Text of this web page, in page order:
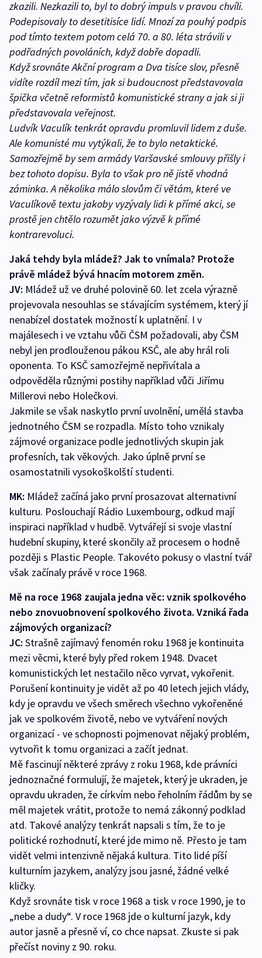
zkazili. Nezkazili to, byl to dobrý impuls v pravou chvíli.
Podepisovaly to desetitisíce lidí. Mnozí za pouhý podpis
pod tímto textem potom celá 70. a 80. léta strávili v
podřadných povoláních, když dobře dopadli.
Když srovnáte Akční program a Dva tisíce slov, přesně
vidíte rozdíl mezi tím, jak si budoucnost představovala
špička včetně reformistů komunistické strany a jak si ji
představovala veřejnost.
Ludvík Vaculík tenkrát opravdu promluvil lidem z duše.
Ale komunisté mu vytýkali, že to bylo netaktické.
Samozřejmě by sem armády Varšavské smlouvy přišly i
bez tohoto dopisu. Byla to však pro ně jistě vhodná
záminka. A několika málo slovům či větám, které ve
Vaculíkově textu jakoby vyzývaly lidi k přímé akci, se
prostě jen chtělo rozumět jako výzvě k přímé
kontrarevoluci.
Jaká tehdy byla mládež? Jak to vnímala? Protože
právě mládež bývá hnacím motorem změn.
JV: Mládež už ve druhé polovině 60. let zcela výrazně
projevovala nesouhlas se stávajícím systémem, který jí
nenabízel dostatek možností k uplatnění. I v
majálesech i ve vztahu vůči ČSM požadovali, aby ČSM
nebyl jen prodlouženou pákou KSČ, ale aby hrál roli
oponenta. To KSČ samozřejmě nepřivítala a
odpověděla různými postihy například vůči Jiřímu
Millerovi nebo Holečkovi.
Jakmile se však naskytlo první uvolnění, umělá stavba
jednotného ČSM se rozpadla. Místo toho vznikaly
zájmové organizace podle jednotlivých skupin jak
profesních, tak věkových. Jako úplně první se
osamostatnili vysokoškolští studenti.
MK: Mládež začíná jako první prosazovat alternativní
kulturu. Poslouchají Rádio Luxembourg, odkud mají
inspiraci například v hudbě. Vytvářejí si svoje vlastní
hudební skupiny, které skončily až procesem o hodně
později s Plastic People. Takovéto pokusy o vlastní tvář
však začínaly právě v roce 1968.
Mě na roce 1968 zaujala jedna věc: vznik spolkového
nebo znovuobnovení spolkového života. Vzniká řada
zájmových organizací?
JC: Strašně zajímavý fenomén roku 1968 je kontinuita
mezi věcmi, které byly před rokem 1948. Dvacet
komunistických let nestačilo něco vyrvat, vykořenit.
Porušení kontinuity je vidět až po 40 letech jejich vlády,
kdy je opravdu ve všech směrech všechno vykořeněné
jak ve spolkovém životě, nebo ve vytváření nových
organizací - ve schopnosti pojmenovat nějaký problém,
vytvořit k tomu organizaci a začít jednat.
Mě fascinují některé zprávy z roku 1968, kde právníci
jednoznačné formulují, že majetek, který je ukraden, je
opravdu ukraden, že církvím nebo řeholním řádům by se
měl majetek vrátit, protože to nemá zákonný podklad
atd. Takové analýzy tenkrát napsali s tím, že to je
politické rozhodnutí, které jde mimo ně. Přesto je tam
vidět velmi intenzivně nějaká kultura. Tito lidé píší
kulturním jazykem, analýzy jsou jasné, žádné velké
kličky.
Když srovnáte tisk v roce 1968 a tisk v roce 1990, je to
„nebe a dudy“. V roce 1968 jde o kulturní jazyk, kdy
autor jasně a přesně ví, co chce napsat. Zkuste si pak
přečíst noviny z 90. roku.